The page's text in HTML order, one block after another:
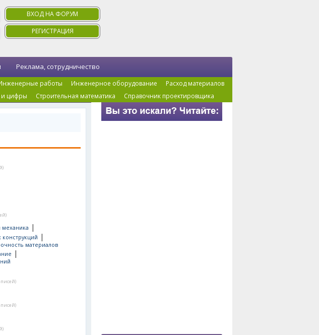
ВХОД НА ФОРУМ
РЕГИСТРАЦИЯ
работы Инженерное оборудование
Расход материалов
и цифры Строительная математика Справочник проектировщика
Реклама, сотрудничество
механика |
|
материалов
|